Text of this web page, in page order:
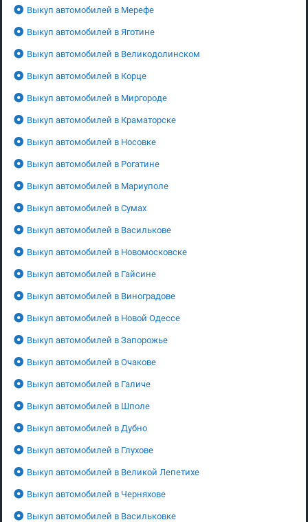
Выкуп автомобилей в Мерефе
Выкуп автомобилей в Яготине
Выкуп автомобилей в Великодолинском
Выкуп автомобилей в Корце
Выкуп автомобилей в Миргороде
Выкуп автомобилей в Краматорске
Выкуп автомобилей в Носовке
Выкуп автомобилей в Рогатине
Выкуп автомобилей в Мариуполе
Выкуп автомобилей в Сумах
Выкуп автомобилей в Василькове
Выкуп автомобилей в Новомосковске
Выкуп автомобилей в Гайсине
Выкуп автомобилей в Виноградове
Выкуп автомобилей в Новой Одессе
Выкуп автомобилей в Запорожье
Выкуп автомобилей в Очакове
Выкуп автомобилей в Галиче
Выкуп автомобилей в Шполе
Выкуп автомобилей в Дубно
Выкуп автомобилей в Глухове
Выкуп автомобилей в Великой Лепетихе
Выкуп автомобилей в Черняхове
Выкуп автомобилей в Васильковке